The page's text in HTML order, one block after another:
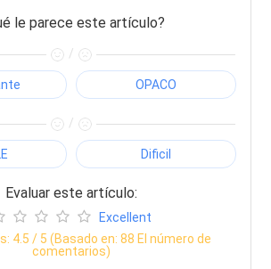
le parece este artículo?
/
OPACO
/
Dificil
Evaluar este artículo:
Excellent
4.5 / 5 (Basado en: 88 El número de
comentarios)